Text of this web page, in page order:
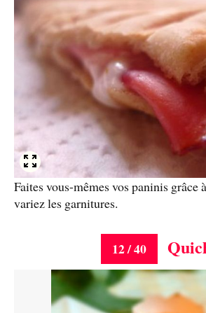
Faites vous-mêmes vos paninis grâce
variez les garnitures.
12 / 40